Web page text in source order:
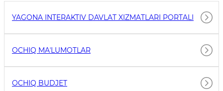
YAGONA INTERAKTIV DAVLAT XIZMATLARI PORTALI
OCHIQ MAʼLUMOTLAR
OCHIQ BUDJET